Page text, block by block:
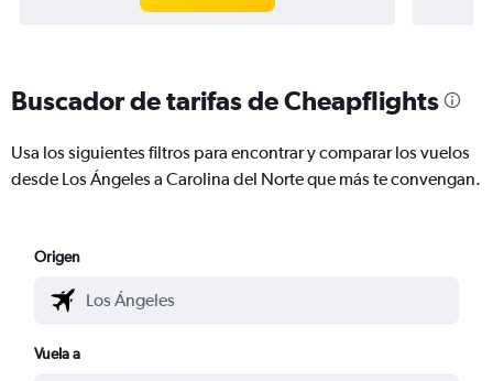
Buscador de tarifas de Cheapflights
Usa los siguientes filtros para encontrar y comparar los vuelos
desde Los Ángeles a Carolina del Norte que más te convengan.
Origen
Vuela a